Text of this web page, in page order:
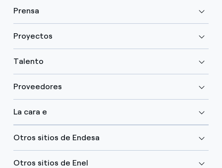
Prensa
Proyectos
Talento
Proveedores
La cara e
Otros sitios de Endesa
Otros sitios de Enel